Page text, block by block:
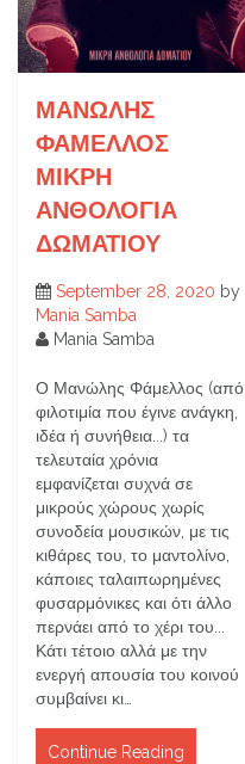
ΜΑΝΩΛΗΣ
ΦΑΜΕΛΛΟΣ
MIKΡΗ
ΑΝΘΟΛΟΓΙΑ
ΔΩΜΑΤΙΟΥ
September 28, 2020 by
Mania Samba
Mania Samba
Ο Μανώλης Φάμελλος (από
φιλοτιμία που έγινε ανάγκη,
ιδέα ή συνήθεια...) τα
τελευταία χρόνια
εμφανίζεται συχνά σε
μικρούς χώρους χωρίς
συνοδεία μουσικών, με τις
κιθάρες του, το μαντολίνο,
κάποιες ταλαιπωρημένες
φυσαρμόνικες και ότι άλλο
περνάει από το χέρι του...
Κάτι τέτοιο αλλά με την
ενεργή απουσία του κοινού
συμβαίνει κι…
Continue Reading